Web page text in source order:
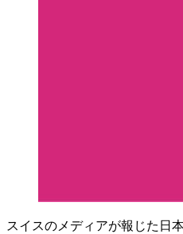
スイスのメディアが報じた日